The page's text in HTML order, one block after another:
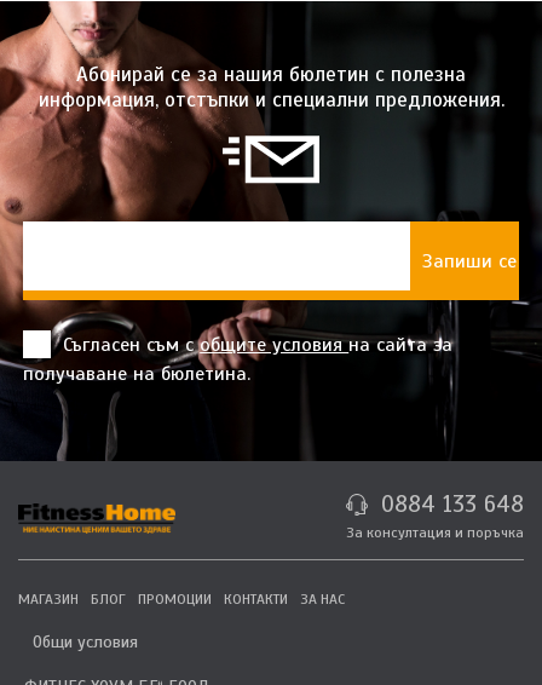
Абонирай се за нашия бюлетин с полезна
информация, отстъпки и специални предложения.
Съгласен съм собщите условияна сайта за
получаване на бюлетина.
0884 133 648
За консултация и поръчка
МАГАЗИН БЛОГ ПРОМОЦИИ КОНТАКТИ ЗА НАС
Общи условия